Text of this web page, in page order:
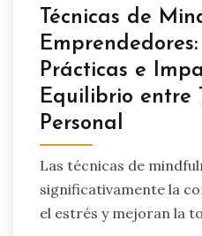
Técnicas de
Prácticas e
Equilibrio entre
Personal
Las técnicas de
significativamente la
el estrés y mejoran la